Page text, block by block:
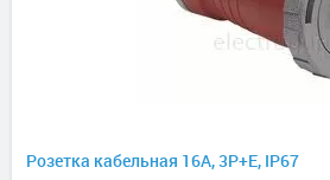
Розетка кабельная 16A, 3P+E, IP67